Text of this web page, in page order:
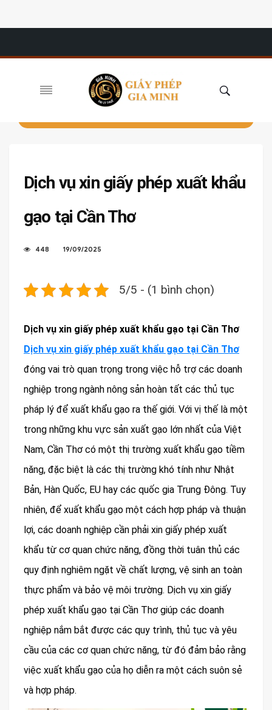
Dịch vụ xin giấy phép xuất khẩu
gạo tại Cần Thơ
448 19/09/2025
5/5 - (1 bình chọn)
Dịch vụ xin giấy phép xuất khẩu gạo tại Cần Thơ
Dịch vụ xin giấy phép xuất khẩu gạo tại Cần Thơ
đóng vai trò quan trọng trong việc hỗ trợ các doanh
nghiệp trong ngành nông sản hoàn tất các thủ tục
pháp lý để xuất khẩu gạo ra thế giới. Với vị thế là một
trong những khu vực sản xuất gạo lớn nhất của Việt
Nam, Cần Thơ có một thị trường xuất khẩu gạo tiềm
năng, đặc biệt là các thị trường khó tính như Nhật
Bản, Hàn Quốc, EU hay các quốc gia Trung Đông. Tuy
nhiên, để xuất khẩu gạo một cách hợp pháp và thuận
lợi, các doanh nghiệp cần phải xin giấy phép xuất
khẩu từ cơ quan chức năng, đồng thời tuân thủ các
quy định nghiêm ngặt về chất lượng, vệ sinh an toàn
thực phẩm và bảo vệ môi trường. Dịch vụ xin giấy
phép xuất khẩu gạo tại Cần Thơ giúp các doanh
nghiệp nắm bắt được các quy trình, thủ tục và yêu
cầu của các cơ quan chức năng, từ đó đảm bảo rằng
việc xuất khẩu gạo của họ diễn ra một cách suôn sẻ
và hợp pháp.